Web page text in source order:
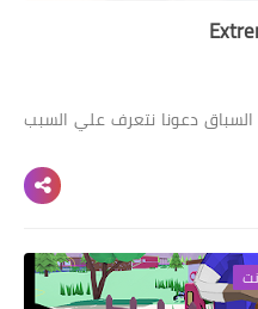
دعونا نتعرف علي السبب